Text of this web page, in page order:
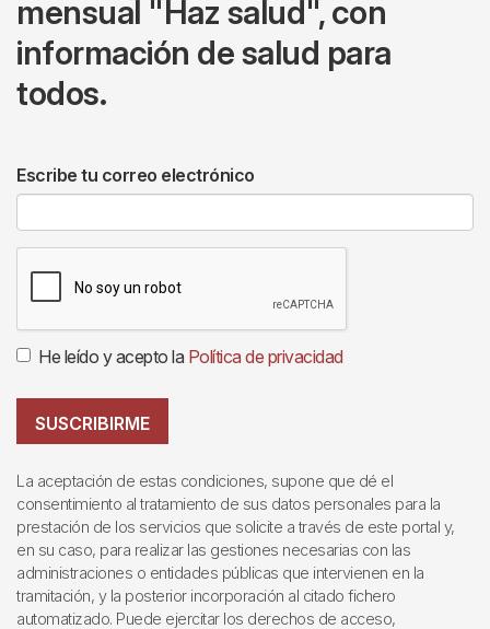
mensual "Haz salud", con
información de salud para
todos.
Escribe tu correo electrónico
He leído y acepto la Política de privacidad
SUSCRIBIRME
La aceptación de estas condiciones, supone que dé el
consentimiento al tratamiento de sus datos personales para la
prestación de los servicios que solicite a través de este portal y,
en su caso, para realizar las gestiones necesarias con las
administraciones o entidades públicas que intervienen en la
tramitación, y la posterior incorporación al citado fichero
automatizado. Puede ejercitar los derechos de acceso,